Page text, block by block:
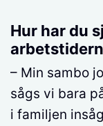
Hur har du
– Min sambo
sågs vi bara
i familjen